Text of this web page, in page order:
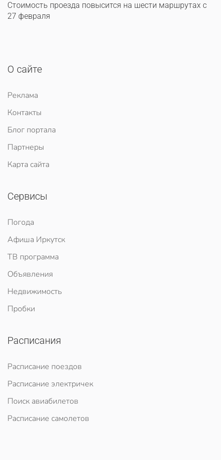
Стоимость проезда повысится на шести маршрутах с
27 февраля
О сайте
Реклама
Контакты
Блог портала
Партнеры
Карта сайта
Сервисы
Погода
Афиша Иркутск
ТВ программа
Объявления
Недвижимость
Пробки
Расписания
Расписание поездов
Расписание электричек
Поиск авиабилетов
Расписание самолетов